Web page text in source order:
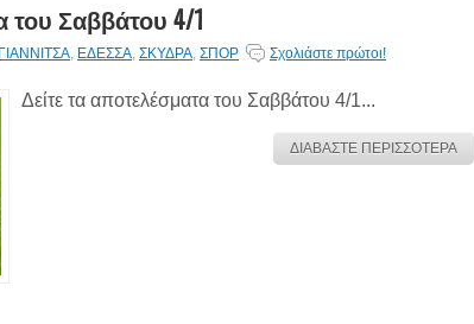
του Σαββάτου 4/1
ΓΙΑΝΝΙΤΣΑ, ΕΔΕΣΣΑ, ΣΚΥΔΡΑ, ΣΠΟΡ Σχολιάστε πρώτοι!
Δείτε τα αποτελέσματα του Σαββάτου 4/1...
ΔΙΑΒΑΣΤΕ ΠΕΡΙΣΣΟΤΕΡΑ